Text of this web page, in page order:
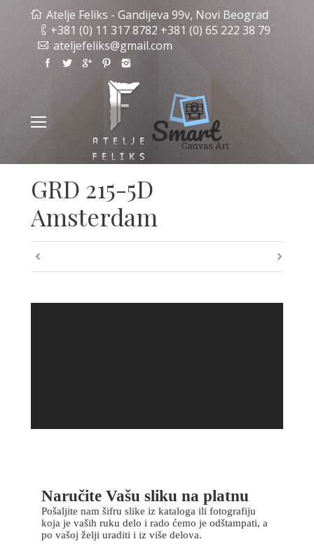
Atelje Feliks - Gandijeva 99v, Novi Beograd
+381 (0) 11 317 8782 +381 (0) 65 222 38 79
ateljefeliks@gmail.com
GRD 215-5D
Amsterdam